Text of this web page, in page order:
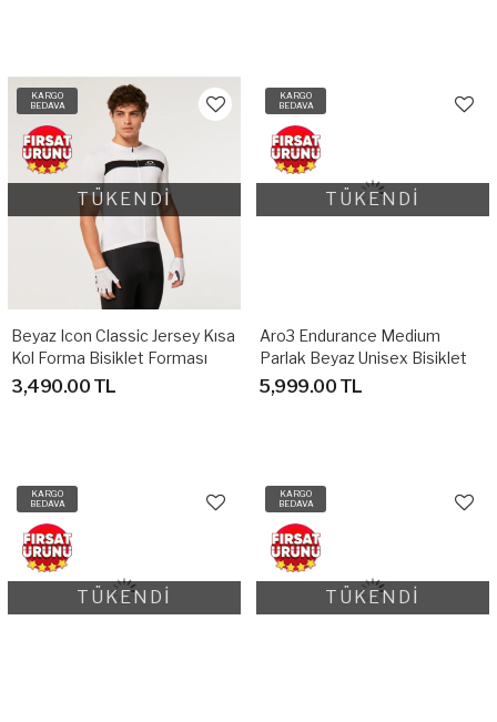
KARGO
BEDAVA
TÜKENDİ
Beyaz Icon Classic Jersey Kısa
Kol Forma Bisiklet Forması
(LARGE)
3,490.00 TL
KARGO
BEDAVA
TÜKENDİ
Aro3 Endurance Medium
Parlak Beyaz Unisex Bisiklet
Kaskı
5,999.00 TL
KARGO
BEDAVA
TÜKENDİ
KARGO
BEDAVA
TÜKENDİ